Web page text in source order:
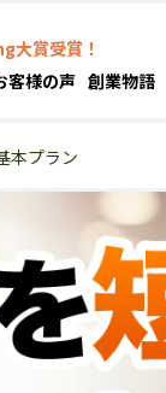
大賞受賞！
客様の声 創業物語
本プラン